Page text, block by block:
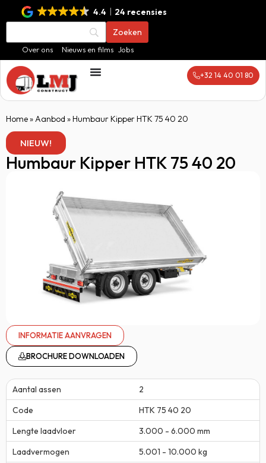
4.4 24 recensies
Over ons Nieuws en films Jobs
+32 14 40 01 80
Home»Aanbod »Humbaur Kipper HTK 75 40 20
NIEUW!
Humbaur Kipper HTK 75 40 20
INFORMATIE AANVRAGEN
BROCHURE DOWNLOADEN
Aantal assen
2
Code
HTK 75 40 20
Lengte laadvloer
3.000 - 6.000 mm
Laadvermogen
5.001 - 10.000 kg